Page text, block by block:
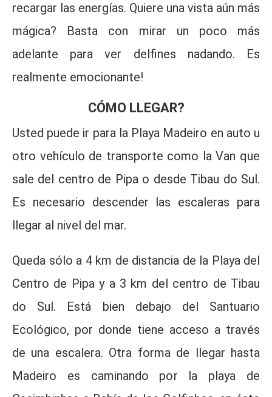
recargar las energías. Quiere una vista aún más
mágica? Basta con mirar un poco más
adelante para ver delfines nadando. Es
realmente emocionante!
CÓMO LLEGAR?
Usted puede ir para la Playa Madeiro en auto u
otro vehículo de transporte como la Van que
sale del centro de Pipa o desde Tibau do Sul.
Es necesario descender las escaleras para
llegar al nivel del mar.
Queda sólo a 4 km de distancia de la Playa del
Centro de Pipa y a 3 km del centro de Tibau
do Sul. Está bien debajo del Santuario
Ecológico, por donde tiene acceso a través
de una escalera. Otra forma de llegar hasta
Madeiro es caminando por la playa de